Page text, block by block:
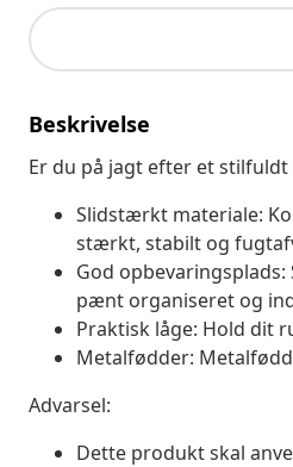
Beskrivelse
Er du på jagt efter et
Slidstærkt materiale:
stærkt, stabilt og
God
pænt organiseret og
Praktisk låge: Hold dit
Metalfødder:
Advarsel:
Dette produkt skal